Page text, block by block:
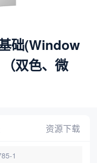
础(Window
双色、微
资源下载
1